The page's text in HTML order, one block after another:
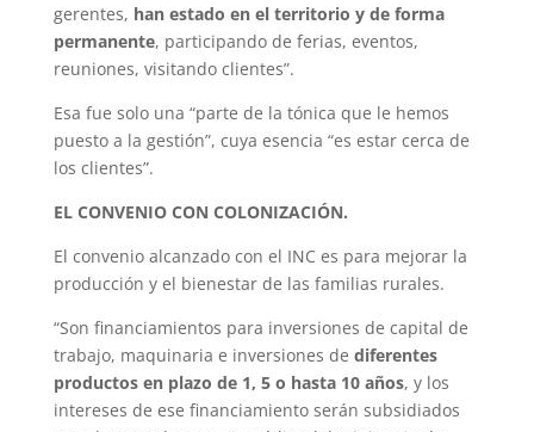
gerentes, han estado en el territorio y de forma
permanente, participando de ferias, eventos,
reuniones, visitando clientes”.
Esa fue solo una “parte de la tónica que le hemos
puesto a la gestión”, cuya esencia “es estar cerca de
los clientes”.
EL CONVENIO CON COLONIZACIÓN.
El convenio alcanzado con el INC es para mejorar la
producción y el bienestar de las familias rurales.
“Son financiamientos para inversiones de capital de
trabajo, maquinaria e inversiones de diferentes
productos en plazo de 1, 5 o hasta 10 años, y los
intereses de ese financiamiento serán subsidiados